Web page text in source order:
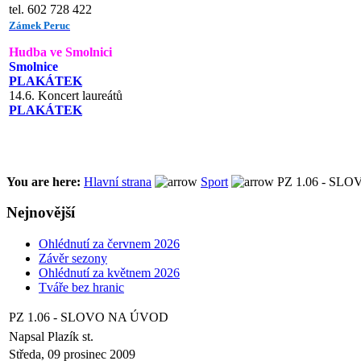
tel. 602 728 422
Zámek Peruc
Hudba ve Smolnici
Smolnice
PLAKÁTEK
14.6. Koncert laureátů
PLAKÁTEK
You are here: Hlavní strana Sport PZ 1.06 -
Nejnovější
Ohlédnutí za červnem 2026
Závěr sezony
Ohlédnutí za květnem 2026
Tváře bez hranic
PZ 1.06 - SLOVO NA ÚVOD
Napsal Plazík st.
Středa, 09 prosinec 2009